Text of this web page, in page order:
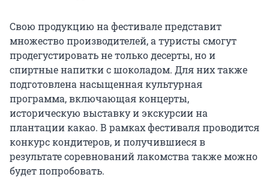
Свою продукцию на фестивале представит
множество производителей, а туристы смогут
продегустировать не только десерты, но и
спиртные напитки с шоколадом. Для них также
подготовлена насыщенная культурная
программа, включающая концерты,
историческую выставку и экскурсии на
плантации какао. В рамках фестиваля проводится
конкурс кондитеров, и получившиеся в
результате соревнований лакомства также можно
будет попробовать.